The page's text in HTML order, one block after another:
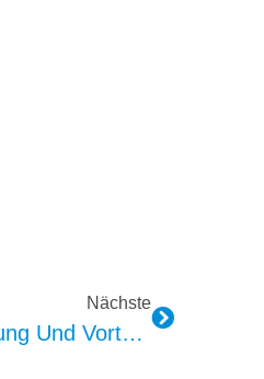
Nächste
Kundenspezifische Sounddesign-Technologielösung Und Vorteile Von Kepo AVAS